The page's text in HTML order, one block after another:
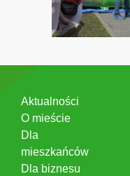
Aktualności
O mieście
Dla
mieszkańców
Dla biznesu